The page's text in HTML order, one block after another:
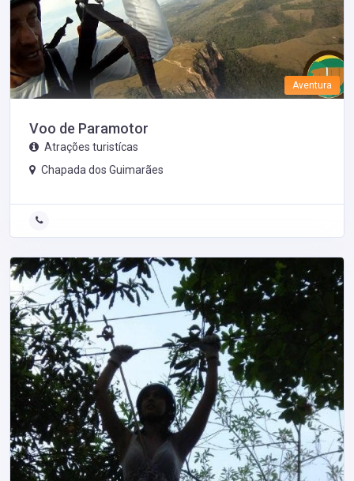
Aventura
Voo de Paramotor
Atrações turistícas
Chapada dos Guimarães